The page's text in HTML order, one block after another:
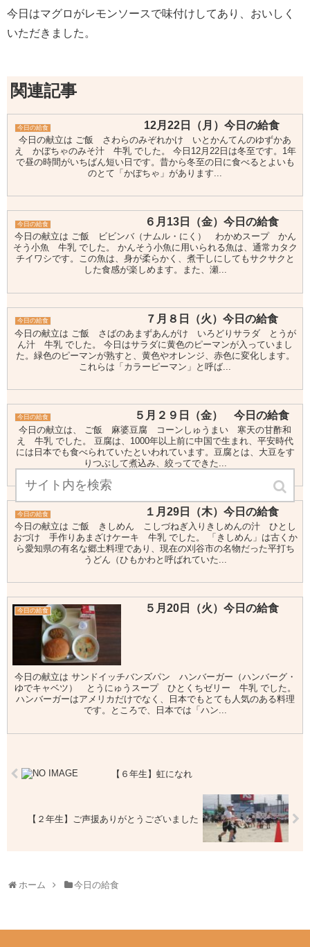
今日はマグロがレモンソースで味付けしてあり、おいしく
いただきました。
関連記事
今日の給食 12月22日（月）今日の給食
今日の献立は ご飯 さわらのみぞれかけ いとかんてんのゆずかあ
え かぼちゃのみそ汁 牛乳 でした。 今日12月22日は冬至です。1年
で昼の時間がいちばん短い日です。昔から冬至の日に食べるとよいも
のとて「かぼちゃ」があります...
今日の給食 ６月13日（金）今日の給食
今日の献立は ご飯 ビビンバ（ナムル・にく） わかめスープ かん
そう小魚 牛乳 でした。 かんそう小魚に用いられる魚は、通常カタク
チイワシです。この魚は、身が柔らかく、煮干しにしてもサクサクと
した食感が楽しめます。また、瀬...
今日の給食 ７月８日（火）今日の給食
今日の献立は ご飯 さばのあまずあんがけ いろどりサラダ とうが
ん汁 牛乳 でした。 今日はサラダに黄色のピーマンが入っていまし
た。緑色のピーマンが熟すと、黄色やオレンジ、赤色に変化します。
これらは「カラーピーマン」と呼ば...
今日の給食 ５月２９日（金） 今日の給食
今日の献立は、 ご飯 麻婆豆腐 コーンしゅうまい 寒天の甘酢和
え 牛乳 でした。 豆腐は、1000年以上前に中国で生まれ、平安時代
には日本でも食べられていたといわれています。豆腐とは、大豆をす
りつぶして煮込み、絞ってできた...
今日の給食 １月29日（木）今日の給食
今日の献立は ご飯 きしめん こしづねぎ入りきしめんの汁 ひとし
おづけ 手作りあまざけケーキ 牛乳 でした。 「きしめん」は古くか
ら愛知県の有名な郷土料理であり、現在の刈谷市の名物だった平打ち
うどん（ひもかわと呼ばれていた...
今日の給食 ５月20日（火）今日の給食
今日の献立は サンドイッチバンズパン ハンバーガー（ハンバーグ・
ゆでキャベツ） とうにゅうスープ ひとくちゼリー 牛乳 でした。
ハンバーガーはアメリカだけでなく、日本でもとても人気のある料理
です。ところで、日本では「ハン...
【６年生】虹になれ
【２年生】ご声援ありがとうございました
ホーム 今日の給食